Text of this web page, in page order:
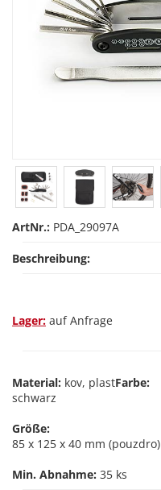
ArtNr.: PDA_29097A
Beschreibung:
Lager: auf Anfrage
Material: kov, plastFarbe:
schwarz
Größe:
85 x 125 x 40 mm (pouzdro)
Min. Abnahme: 35 ks